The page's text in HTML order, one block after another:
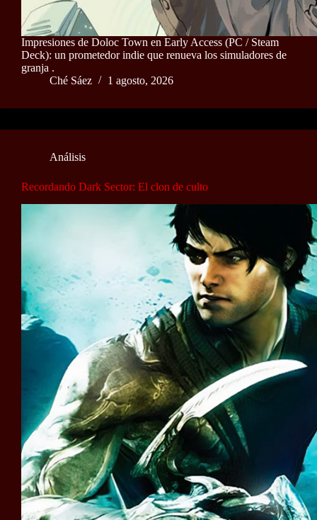
Impresiones de Doloc Town en Early Access (PC / Steam
Deck): un prometedor indie que renueva los simuladores de
granja .
Ché Sáez
1 agosto, 2026
Análisis
Recordando Dark Sector: El clon de culto